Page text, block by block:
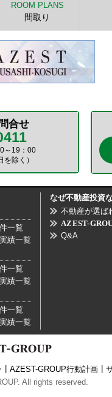
ROOM PLANS
間取り
合せ
～19：00
を除く）
一覧
績一覧
一覧
績一覧
一覧
績一覧
なぜ不動産投資
不動産が選ば
AZEST-
Q&A
AZEST-GROUP行動計画
All rights reserved.